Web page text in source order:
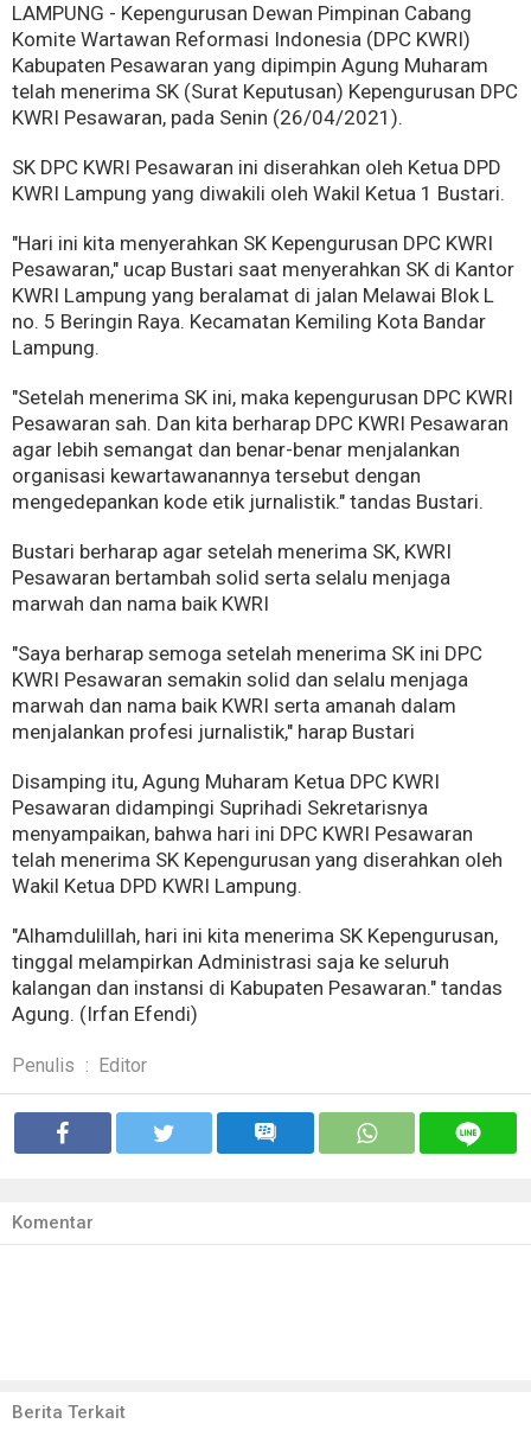
LAMPUNG - Kepengurusan Dewan Pimpinan Cabang
Komite Wartawan Reformasi Indonesia (DPC KWRI)
Kabupaten Pesawaran yang dipimpin Agung Muharam
telah menerima SK (Surat Keputusan) Kepengurusan DPC
KWRI Pesawaran, pada Senin (26/04/2021).
SK DPC KWRI Pesawaran ini diserahkan oleh Ketua DPD
KWRI Lampung yang diwakili oleh Wakil Ketua 1 Bustari.
"Hari ini kita menyerahkan SK Kepengurusan DPC KWRI
Pesawaran," ucap Bustari saat menyerahkan SK di Kantor
KWRI Lampung yang beralamat di jalan Melawai Blok L
no. 5 Beringin Raya. Kecamatan Kemiling Kota Bandar
Lampung.
"Setelah menerima SK ini, maka kepengurusan DPC KWRI
Pesawaran sah. Dan kita berharap DPC KWRI Pesawaran
agar lebih semangat dan benar-benar menjalankan
organisasi kewartawanannya tersebut dengan
mengedepankan kode etik jurnalistik." tandas Bustari.
Bustari berharap agar setelah menerima SK, KWRI
Pesawaran bertambah solid serta selalu menjaga
marwah dan nama baik KWRI
"Saya berharap semoga setelah menerima SK ini DPC
KWRI Pesawaran semakin solid dan selalu menjaga
marwah dan nama baik KWRI serta amanah dalam
menjalankan profesi jurnalistik," harap Bustari
Disamping itu, Agung Muharam Ketua DPC KWRI
Pesawaran didampingi Suprihadi Sekretarisnya
menyampaikan, bahwa hari ini DPC KWRI Pesawaran
telah menerima SK Kepengurusan yang diserahkan oleh
Wakil Ketua DPD KWRI Lampung.
"Alhamdulillah, hari ini kita menerima SK Kepengurusan,
tinggal melampirkan Administrasi saja ke seluruh
kalangan dan instansi di Kabupaten Pesawaran." tandas
Agung. (Irfan Efendi)
Penulis : Editor
Komentar
Berita Terkait